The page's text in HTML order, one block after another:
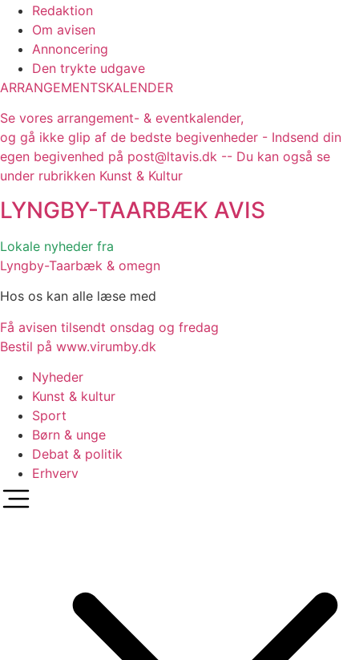
Redaktion
Om avisen
Annoncering
Den trykte udgave
ARRANGEMENTSKALENDER
Se vores arrangement- & eventkalender,
og gå ikke glip af de bedste begivenheder - Indsend din
egen begivenhed på post@ltavis.dk -- Du kan også se
under rubrikken Kunst & Kultur
LYNGBY-TAARBÆK AVIS
Lokale nyheder fra
Lyngby-Taarbæk & omegn
Hos os kan alle læse med
Få avisen tilsendt onsdag og fredag
Bestil på www.virumby.dk
Nyheder
Kunst & kultur
Sport
Børn & unge
Debat & politik
Erhverv